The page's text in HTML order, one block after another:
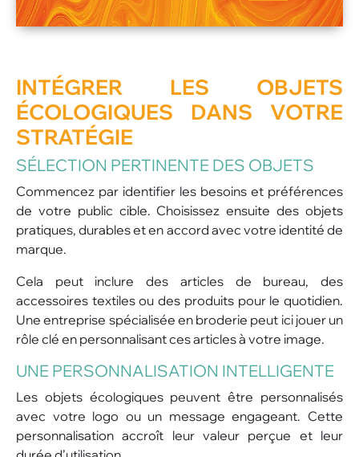
INTÉGRER LES OBJETS
ÉCOLOGIQUES DANS VOTRE
STRATÉGIE
SÉLECTION PERTINENTE DES OBJETS
Commencez par identifier les besoins et préférences
de votre public cible. Choisissez ensuite des objets
pratiques, durables et en accord avec votre identité de
marque.
Cela peut inclure des articles de bureau, des
accessoires textiles ou des produits pour le quotidien.
Une entreprise spécialisée en broderie peut ici jouer un
rôle clé en personnalisant ces articles à votre image.
UNE PERSONNALISATION INTELLIGENTE
Les objets écologiques peuvent être personnalisés
avec votre logo ou un message engageant. Cette
personnalisation accroît leur valeur perçue et leur